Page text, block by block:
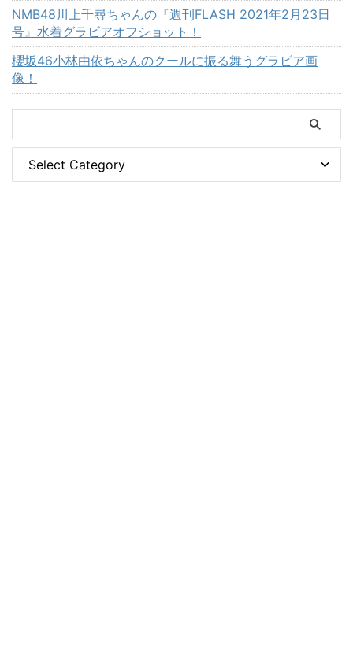
NMB48川上千尋ちゃんの『週刊FLASH 2021年2月23日
号』水着グラビアオフショット！
櫻坂46小林由依ちゃんのクールに振る舞うグラビア画
像！